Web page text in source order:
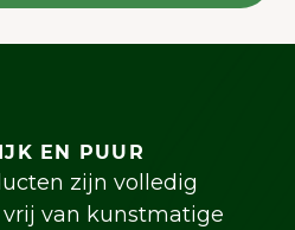
EN PUUR
zijn volledig
van kunstmatige